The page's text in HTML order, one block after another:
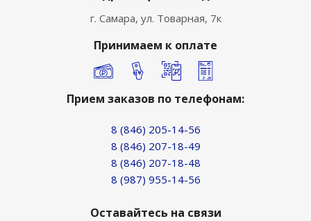
г. Самара, ул. Товарная, 7к
Принимаем к оплате
Прием заказов по телефонам:
8 (846) 205-14-56
8 (846) 207-18-49
8 (846) 207-18-48
8 (987) 955-14-56
Оставайтесь на связи